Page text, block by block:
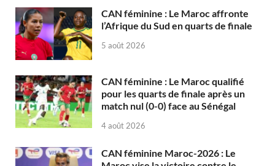
CAN féminine : Le Maroc affronte
l’Afrique du Sud en quarts de finale
5 août 2026
CAN féminine : Le Maroc qualifié
pour les quarts de finale après un
match nul (0-0) face au Sénégal
4 août 2026
CAN féminine Maroc-2026 : Le